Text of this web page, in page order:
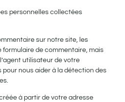
personnelles collectées
sur notre site, les
formulaire de commentaire, mais
utilisateur de votre
nous aider à la détection des
à partir de votre adresse